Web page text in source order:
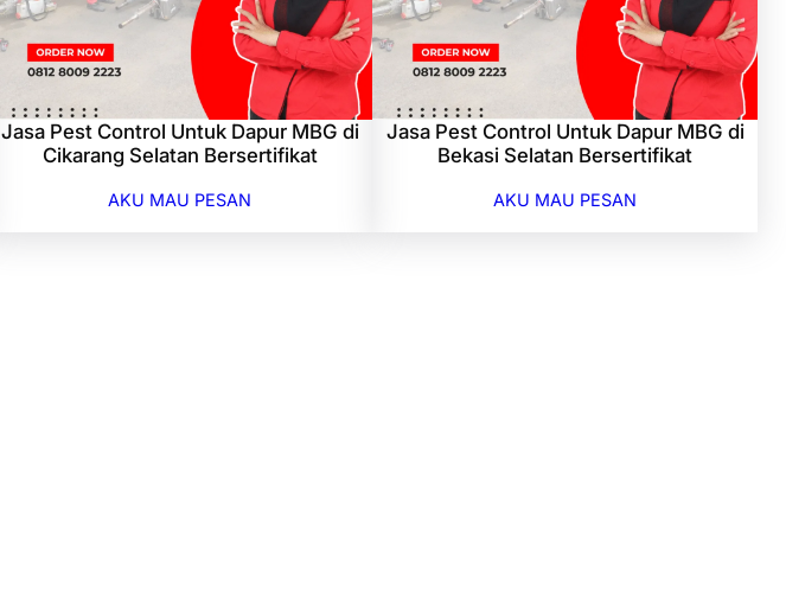
Jasa Pest Control Untuk Dapur MBG di
Cikarang Selatan Bersertifikat
AKU MAU PESAN
Jasa Pest Control Untuk Dapur MBG di
Bekasi Selatan Bersertifikat
AKU MAU PESAN